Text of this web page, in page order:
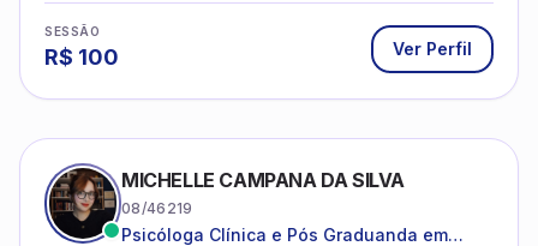
SESSÃO
R$ 100 Ver Perfil
MICHELLE CAMPANA DA SILVA
08/46219
Psicóloga Clínica e Pós Graduanda em